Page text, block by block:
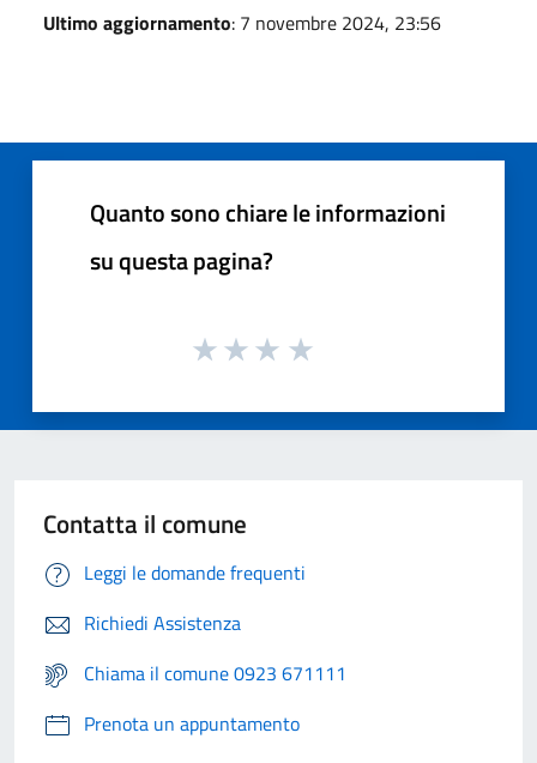
Ultimo aggiornamento: 7 novembre 2024, 23:56
Quanto sono chiare le informazioni
su questa pagina?
Contatta il comune
Leggi le domande frequenti
Richiedi Assistenza
Chiama il comune 0923 671111
Prenota un appuntamento